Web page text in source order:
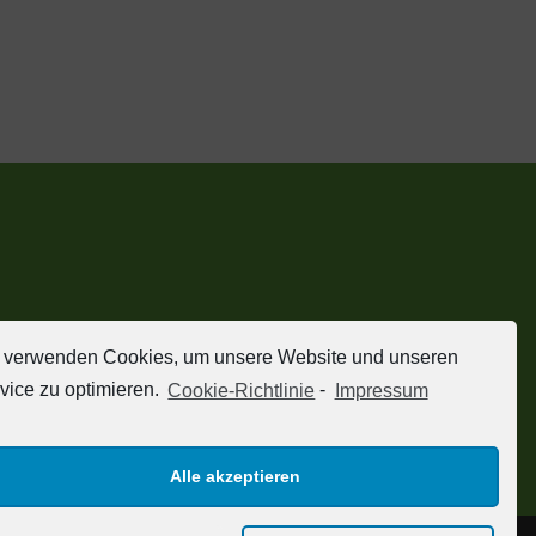
verwenden Cookies, um unsere Website und unseren
zu optimieren. Cookie-Richtlinie - Impressum
Alle akzeptieren